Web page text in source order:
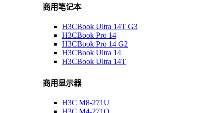
商用笔记本
H3CBook Ultra 14T G3
H3CBook Pro 14
H3CBook Pro 14 G2
H3CBook Ultra 14
H3CBook Ultra 14T
商用显示器
H3C M8-271U
H3C M4-271Q